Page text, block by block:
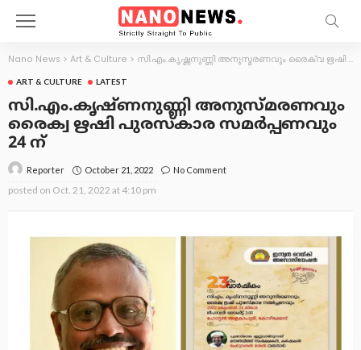
Nano News > Art & Culture > സി.എം.കൃഷ്ണനുണ്ണി അനുസ്മരണവും രൈക്വ ഋഷി പുരസ്കാര സമർപ്പണവും 24 ന്
ART & CULTURE LATEST
സി.എം.കൃഷ്ണനുണ്ണി അനുസ്മരണവും
രൈക്വ ഋഷി പുരസ്കാര സമർപ്പണവും
24 ന്
Reporter October 21, 2022 No Comment
posted on Oct. 21, 2022 at 4:10 pm